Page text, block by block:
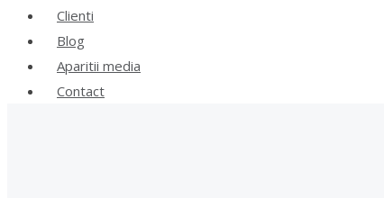
Clienti
Blog
Aparitii media
Contact